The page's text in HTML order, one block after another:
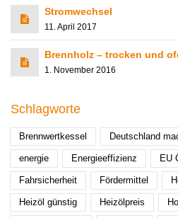
Stromwechsel
11. April 2017
Brennholz – trocken und
1. November 2016
Schlagworte
Brennwertkessel Deutschland
energie Energieeffizienz EU
Fahrsicherheit Fördermittel
Heizöl günstig Heizölpreis